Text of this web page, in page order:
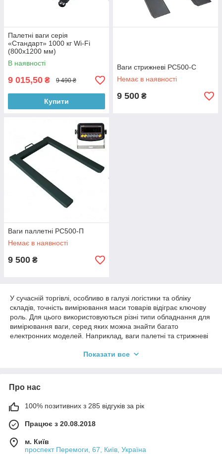
Палетнi ваги серія
«Стандарт» 1000 кг Wi-Fi
(800x1200 мм)
В наявності
9 015,50 ₴ 9 490 ₴
Купити
Ваги стрижневі РС500-С
Немає в наявності
9 500 ₴
Ваги паллетні РС500-П
Немає в наявності
9 500 ₴
У сучасній торгівлі, особливо в галузі логістики та обліку
складів, точність вимірювання маси товарів відіграє ключову
роль. Для цього використовуються різні типи обладнання для
вимірювання ваги, серед яких можна знайти багато
електронних моделей. Наприклад, ваги палетні та стрижневі
надійність при зважуванні різних вантажів. Вони підходять
високе навантаження є доречним.
вузькоспеціальні електронні моделі, є універсальні варіанти з
Електронні ваги з піддоном та
Показати все
Про нас
100% позитивних з 285 відгуків за рік
Працює з 20.08.2018
м. Київ
проспект Перемоги, 67, Київ, Україна